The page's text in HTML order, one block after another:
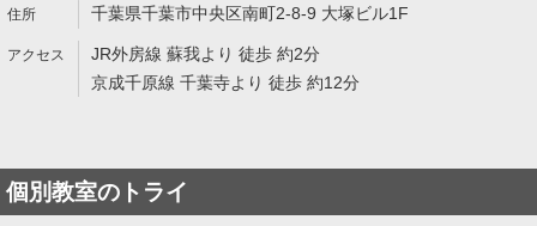
千葉県千葉市中央区南町2-8-9 大塚ビル1F
JR外房線 蘇我より 徒歩 約2分
京成千原線 千葉寺より 徒歩 約12分
個別教室のトライ